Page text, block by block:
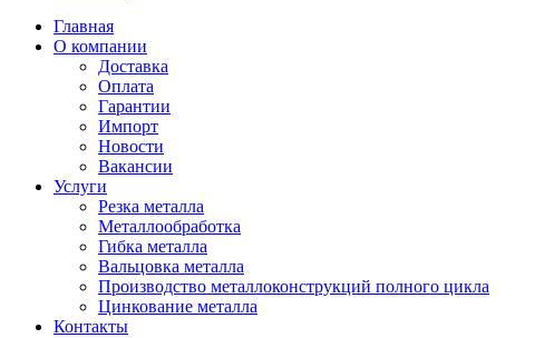
Главная
О компании
Доставка
Оплата
Гарантии
Импорт
Новости
Вакансии
Услуги
Резка металла
Металлообработка
Гибка металла
Вальцовка металла
Производство металлоконструкций полного цикла
Цинкование металла
Контакты